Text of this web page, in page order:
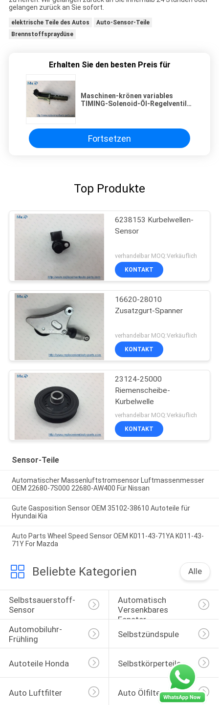
gelangen zurück an Sie sofort.
elektrische Teile des Autos
Auto-Sensor-Teile
Brennstoffspraydüse
Erhalten Sie den besten Preis für
Maschinen-krönen variables
TIMING-Solenoid-Öl-Regelventil
Fortsetzen
Top Produkte
6238153 Kurbelwellen-
Sensor
verhandelbar MOQ:Verkäuflich
KONTAKT
16620-28010
Zusatzgurt-Spanner
verhandelbar MOQ:Verkäuflich
KONTAKT
23124-25000
Riemenscheibe-
Kurbelwelle
verhandelbar MOQ:Verkäuflich
KONTAKT
Sensor-Teile
Automatischer Massenluftstromsensor Luftmassenmesser
OEM 22680-7S000 22680-AW400 Für Nissan
Gute Gasposition Sensor OEM 35102-38610 Autoteile für
Hyundai Kia
Auto Parts Wheel Speed Sensor OEM K011-43-71YA K011-43-
71Y For Mazda
Beliebte Kategorien Alle
Selbstsauerstoff-
Sensor
Automatisch
Versenkbares
Fenster-
Selbstschalter
Automobiluhr-
Frühling
Selbstzündspule
Autoteile Honda Selbstkörperteile
Auto Luftfilter Auto Ölfilter